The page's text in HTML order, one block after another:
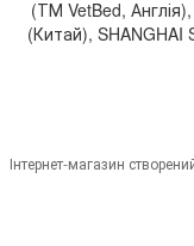
(ТМ VetBed,
(Китай), SHANGHAI
Інтернет-магазин